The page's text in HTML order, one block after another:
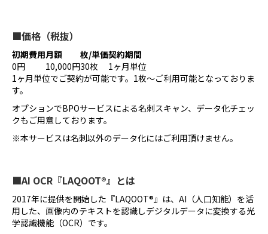
■価格（税抜）
初期費用月額 枚/単価契約期間
0円
10,000円30枚
1ヶ月単位
1ヶ月単位でご契約が可能です。1枚～ご利用可能となっておりま
す。
オプションでBPOサービスによる名刺スキャン、データ化チェッ
クもご用意しております。
※本サービスは名刺以外のデータ化にはご利用頂けません。
■AI OCR『LAQOOT®』とは
2017年に提供を開始した『LAQOOT®』は、AI（人口知能）を活
用した、画像内のテキストを認識しデジタルデータに変換する光
学認識機能（OCR）です。